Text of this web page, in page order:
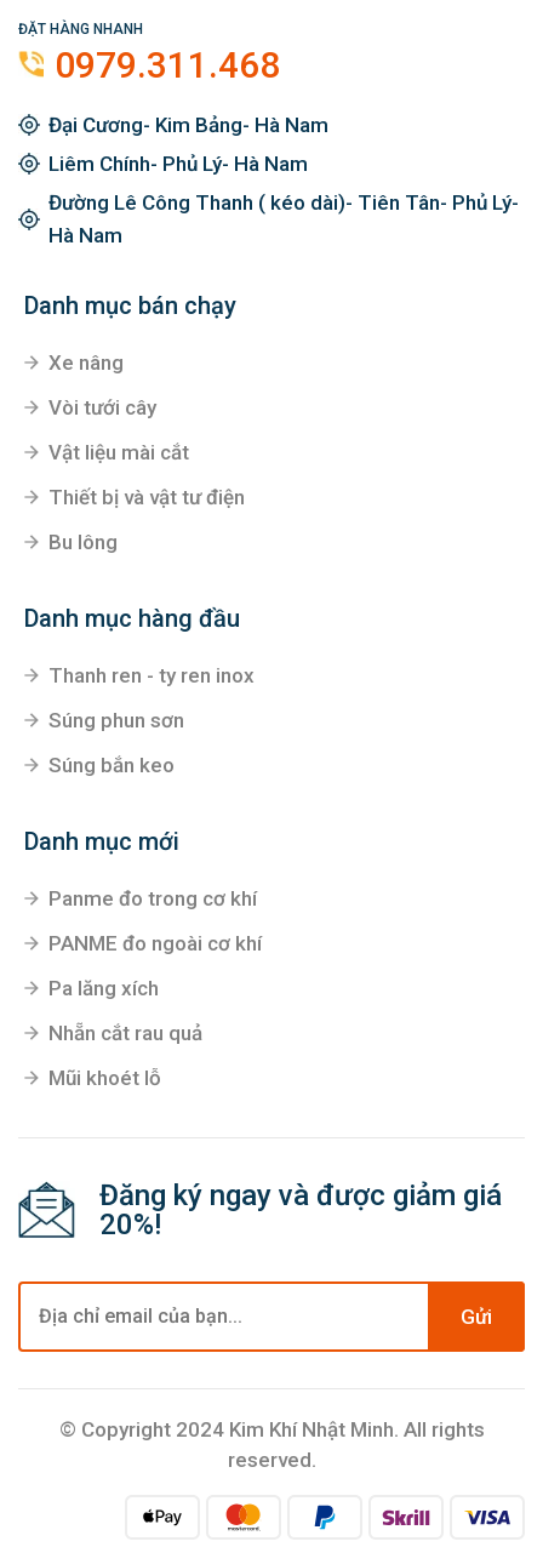
ĐẶT HÀNG NHANH
0979.311.468
Đại Cương- Kim Bảng- Hà Nam
Liêm Chính- Phủ Lý- Hà Nam
Đường Lê Công Thanh ( kéo dài)- Tiên Tân- Phủ Lý-
Hà Nam
Danh mục bán chạy
Xe nâng
Vòi tưới cây
Vật liệu mài cắt
Thiết bị và vật tư điện
Bu lông
Danh mục hàng đầu
Thanh ren - ty ren inox
Súng phun sơn
Súng bắn keo
Danh mục mới
Panme đo trong cơ khí
PANME đo ngoài cơ khí
Pa lăng xích
Nhẵn cắt rau quả
Mũi khoét lỗ
Đăng ký ngay và được giảm giá
20%!
Gửi
© Copyright 2024 Kim Khí Nhật Minh. All rights
reserved.